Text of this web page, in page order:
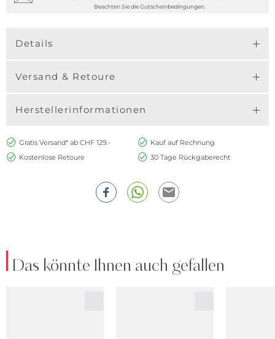
Beachten Sie die Gutscheinbedingungen.
Details
Versand & Retoure
Herstellerinformationen
Gratis Versand* ab CHF 129.-
Kauf auf Rechnung
Kostenlose Retoure
30 Tage Rückgaberecht
Das könnte Ihnen auch gefallen